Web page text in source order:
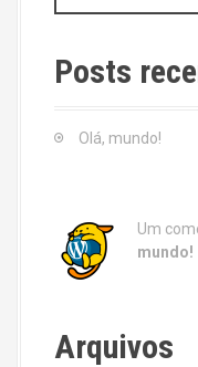
a
c
h
Posts
Olá, mundo!
Um
mundo!
Arquivos